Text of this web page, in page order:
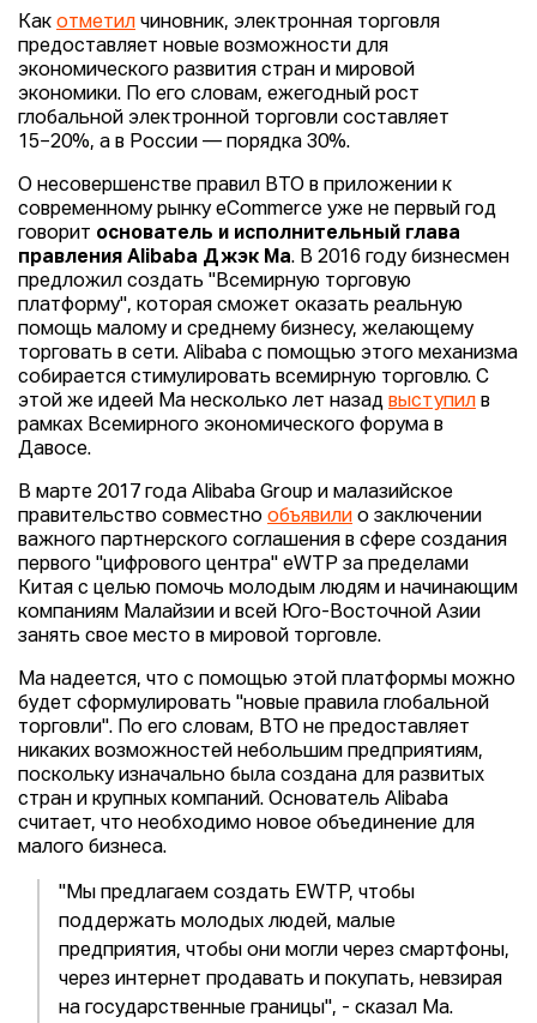
Как отметил чиновник, электронная торговля
предоставляет новые возможности для
экономического развития стран и мировой
экономики. По его словам, ежегодный рост
глобальной электронной торговли составляет
15−20%, а в России — порядка 30%.
О несовершенстве правил ВТО в приложении к
современному рынку eCommerce уже не первый год
говорит основатель и исполнительный глава
правления Alibaba Джэк Ма. В 2016 году бизнесмен
предложил создать "Всемирную торговую
платформу", которая сможет оказать реальную
помощь малому и среднему бизнесу, желающему
торговать в сети. Alibaba с помощью этого механизма
собирается стимулировать всемирную торговлю. С
этой же идеей Ма несколько лет назад выступил в
рамках Всемирного экономического форума в
Давосе.
В марте 2017 года Alibaba Group и малазийское
правительство совместно объявили о заключении
важного партнерского соглашения в сфере создания
первого "цифрового центра" eWTP за пределами
Китая с целью помочь молодым людям и начинающим
компаниям Малайзии и всей Юго-Восточной Азии
занять свое место в мировой торговле.
Ма надеется, что с помощью этой платформы можно
будет сформулировать "новые правила глобальной
торговли". По его словам, ВТО не предоставляет
никаких возможностей небольшим предприятиям,
поскольку изначально была создана для развитых
стран и крупных компаний. Основатель Alibaba
считает, что необходимо новое объединение для
малого бизнеса.
"Мы предлагаем создать EWTP, чтобы
поддержать молодых людей, малые
предприятия, чтобы они могли через смартфоны,
через интернет продавать и покупать, невзирая
на государственные границы", - сказал Ма.